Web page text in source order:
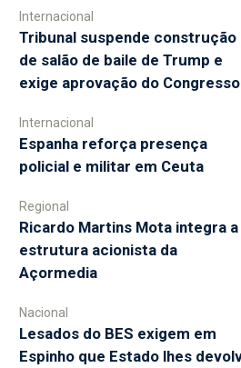
Internacional
Tribunal suspende construção
de salão de baile de Trump e
exige aprovação do Congresso
Internacional
Espanha reforça presença
policial e militar em Ceuta
Regional
Ricardo Martins Mota integra a
estrutura acionista da
Açormedia
Nacional
Lesados do BES exigem em
Espinho que Estado lhes